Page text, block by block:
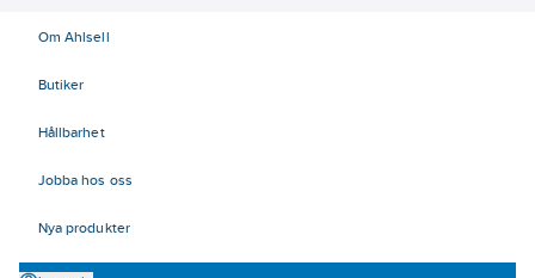
Om Ahlsell
Butiker
Hållbarhet
Jobba hos oss
Nya produkter